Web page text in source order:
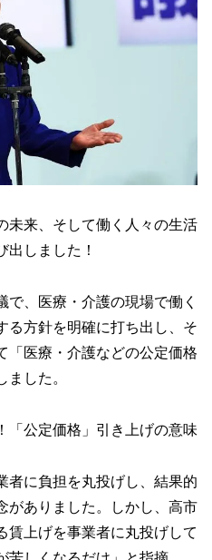
未来、そして働く人々の生活
出しました！
、医療・介護の現場で働く
る方針を明確に打ち出し、そ
「医療・介護などの公定価格
した。
「公定価格」引き上げの意味
者に負担を丸投げし、結果的
がありました。しかし、高市
賃上げを事業者に丸投げして